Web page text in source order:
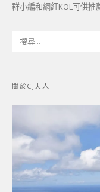
群小編和網紅KOL可供推
字:
關於CJ夫人